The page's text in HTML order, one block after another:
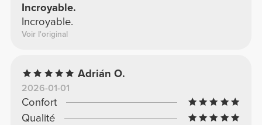
Incroyable.
Incroyable.
Voir l'original
Adrián O.
2026-01-01
Confort
Qualité